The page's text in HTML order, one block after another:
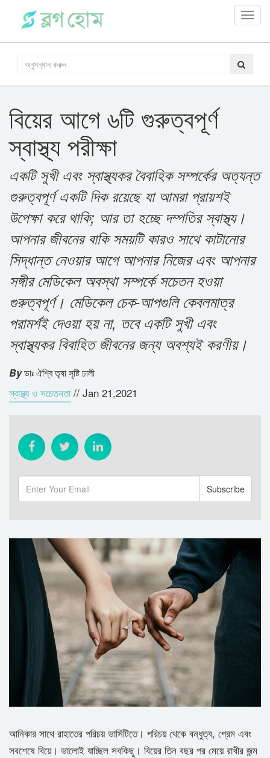
বিয়ের আগে ৬টি গুরুত্বপূর্ণ
স্বাস্থ্য পরীক্ষা
একটি সুখী এবং স্বাস্থ্যকর বৈবাহিক সম্পর্কের অত্যন্ত
গুরুত্বপূর্ণ একটি দিক রয়েছে যা আমরা প্রায়শই
উপেক্ষা করে থাকি; আর তা হচ্ছে দম্পতির স্বাস্থ্য।
আপনার জীবনের বাকি সময়টি কারও সাথে কাটানোর
সিদ্ধান্ত নেওয়ার আগে আপনার নিজের এবং আপনার
সঙ্গীর মেডিকেল অবস্থা সম্পর্কে সচেতন হওয়া
গুরুত্বপূর্ণ। মেডিকেল চেক-আপগুলি কেবলমাত্র
পরামর্শই দেওয়া হয় না, তবে একটি সুখী এবং
স্বাস্থ্যকর বিবাহিত জীবনের জন্য অবশ্যই করণীয়।
Byডাঃ ঐশ্বি তৃষা সৃষ্টি ঢালী
স্বাস্থ্য ও সচেতনতা // Jan 21,2021
আনিকার সাথে রাহাতের পরিচয় ভার্সিটিতে। পরিচয় থেকে বন্ধুত্ব, প্রেম এবং
সবশেষে বিয়ে। ভালোই যাচ্ছিল সবকিছু। বিয়ের তিন বছর পর মেয়ে রাখীর জন্ম